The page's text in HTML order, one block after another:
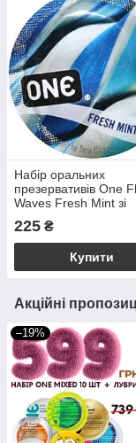
Набір оральних
презервативів One
Waves Fresh Mint зі
смаком м'яти, що
(ціна за 5 шт.)
225 ₴
Купити
Акційні
–19%